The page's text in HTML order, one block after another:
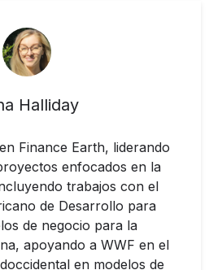
Halliday
Finance Earth, liderando
enfocados en la
trabajos con el
de Desarrollo para
de negocio para la
apoyando a WWF en el
en modelos de